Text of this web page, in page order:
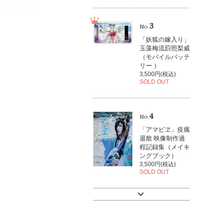
No.3
「妖狐の嫁入り」
玉藻梅流罰照梨威
（モバイルバッテ
リー ）
3,500円(税込)
SOLD OUT
No.4
「アマビヱ」疫癘
退散 映像制作過
程記録集（メイキ
ングブック）
3,500円(税込)
SOLD OUT